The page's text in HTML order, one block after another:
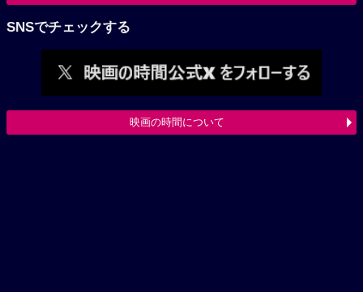
SNSでチェックする
映画の時間について